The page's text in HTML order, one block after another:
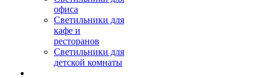
офиса
Светильники для
кафе и
ресторанов
Светильники для
детской комнаты